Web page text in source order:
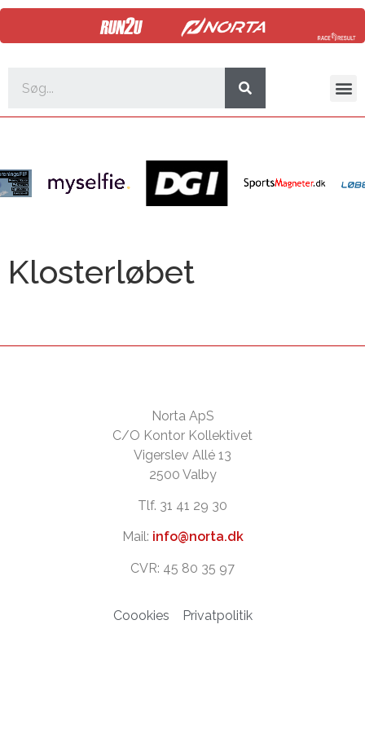
Klosterløbet
Norta ApS
C/O Kontor Kollektivet
Vigerslev Allé 13
2500 Valby
Tlf. 31 41 29 30
Mail: info@norta.dk
CVR: 45 80 35 97
Coookies Privatpolitik